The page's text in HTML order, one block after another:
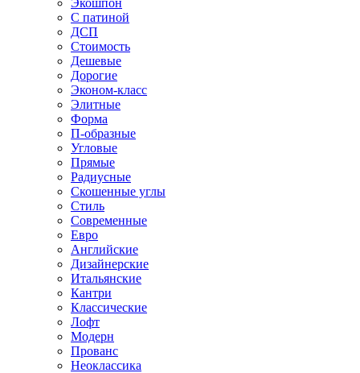
Экошпон
С патиной
ДСП
Стоимость
Дешевые
Дорогие
Эконом-класс
Элитные
Форма
П-образные
Угловые
Прямые
Радиусные
Скошенные углы
Стиль
Современные
Евро
Английские
Дизайнерские
Итальянские
Кантри
Классические
Лофт
Модерн
Прованс
Неоклассика